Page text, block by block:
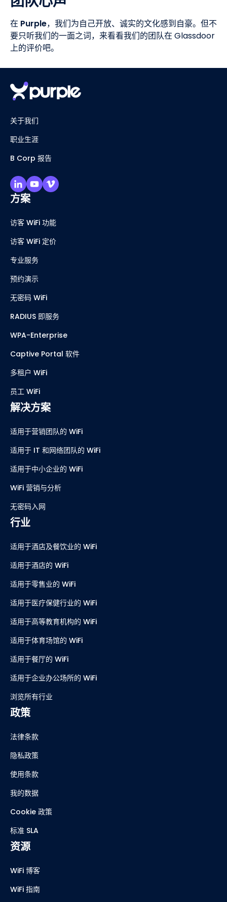
在 Purple，我们为自己开放、诚实的文化感到自豪。但不
要只听我们的一面之词，来看看我们的团队在 Glassdoor
上的评价吧。
关于我们
职业生涯
B Corp 报告
方案
访客 WiFi 功能
访客 WiFi 定价
专业服务
预约演示
无密码 WiFi
RADIUS 即服务
WPA-Enterprise
Captive Portal 软件
多租户 WiFi
员工 WiFi
解决方案
适用于营销团队的 WiFi
适用于 IT 和网络团队的 WiFi
适用于中小企业的 WiFi
WiFi 营销与分析
无密码入网
行业
适用于酒店及餐饮业的 WiFi
适用于酒店的 WiFi
适用于零售业的 WiFi
适用于医疗保健行业的 WiFi
适用于高等教育机构的 WiFi
适用于体育场馆的 WiFi
适用于餐厅的 WiFi
适用于企业办公场所的 WiFi
浏览所有行业
政策
法律条款
隐私政策
使用条款
我的数据
Cookie 政策
标准 SLA
资源
WiFi 博客
WiFi 指南